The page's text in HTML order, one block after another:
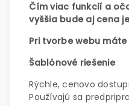
Čím viac funkcií a
vyššia bude aj cena
Pri tvorbe webu
Šablónové riešenie
Rýchle, cenovo
Používajú sa